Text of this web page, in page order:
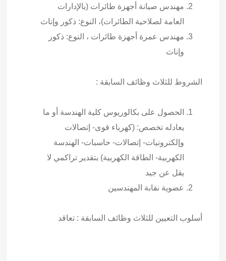
مهندس صيانة أجهزة طائرات (بالإدارات
العامة لصلاحية الطائرات)، النوع: ذكور وإناث
مهندس عمرة أجهزة طائرات ، النوع: ذكور
وإناث
الشروط للثلاث وظائف السابقة :
الحصول على بكالوريوس كلية الهندسة أو ما
يعادله تخصص: (كهرباء قوى- إتصالات
وإلكترونيات- إتصالات- حاسبات- الهندسة
الكهربية- الطاقة الكهربية) بتقدير تراكمي لا
يقل عن جيد
عضوية نقابة المهندسين
أسلوب التعيين للثلاث وظائف السابقة : تعاقد